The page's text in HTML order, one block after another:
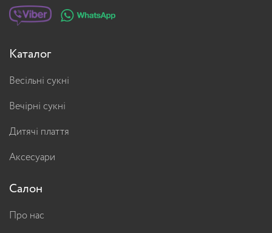
Каталог
Весільні сукні
Вечірні сукні
Дитячі плаття
Аксесуари
Салон
Про нас